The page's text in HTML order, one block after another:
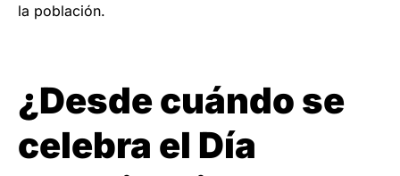
la población.
¿Desde cuándo se
celebra el Día